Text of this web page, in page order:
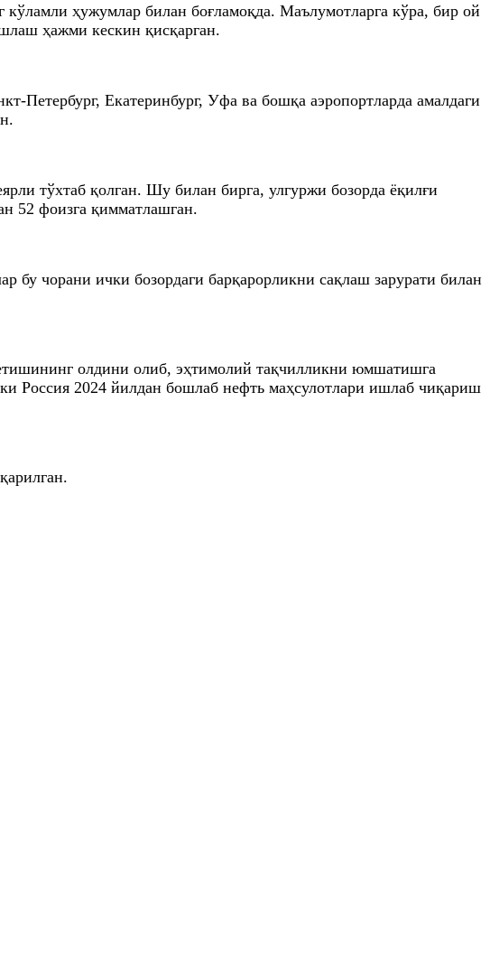
ҳужумлар билан боғламоқда. Маълумотларга кўра, бир ой
ҳажми кескин қисқарган.
Петербург, Екатеринбург, Уфа ва бошқа аэропортларда амалдаги
тўхтаб қолган. Шу билан бирга, улгуржи бозорда ёқилғи
52 фоизга қимматлашган.
бу чорани ички бозордаги барқарорликни сақлаш зарурати билан
олдини олиб, эҳтимолий тақчилликни юмшатишга
Россия 2024 йилдан бошлаб нефть маҳсулотлари ишлаб чиқариш